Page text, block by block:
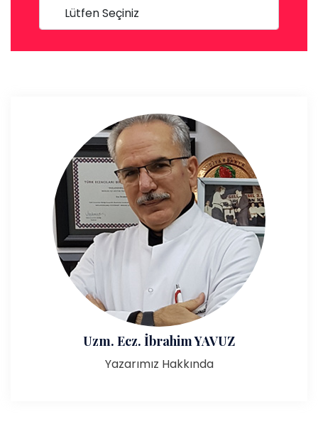
Uzm. Ecz. İbrahim YAVUZ
Yazarımız Hakkında